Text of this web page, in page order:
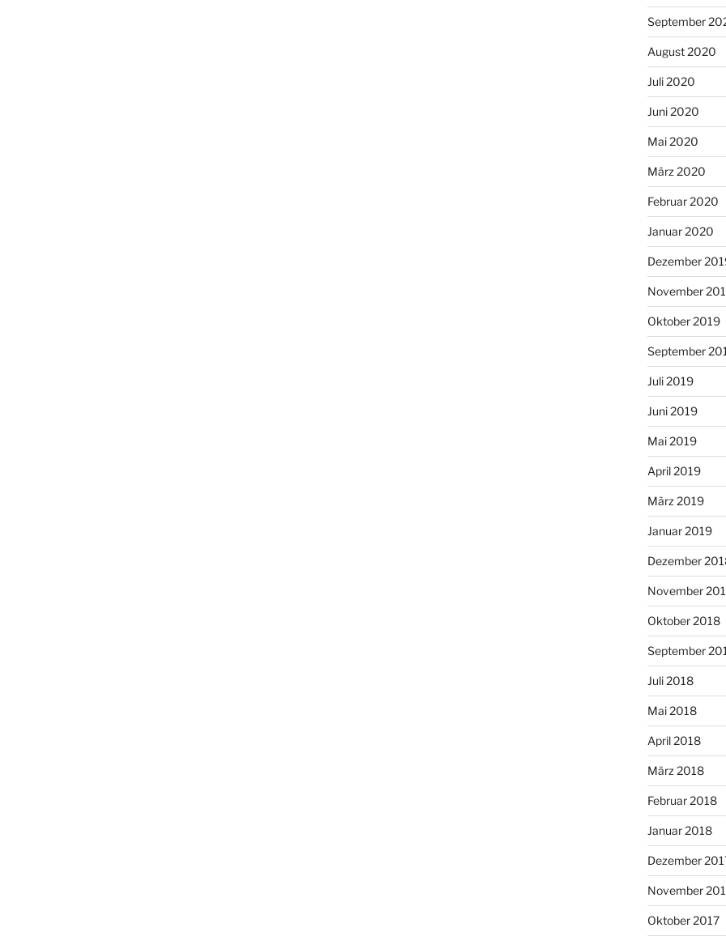
September
August 2020
Juli 2020
Juni 2020
Mai 2020
März 2020
Februar 2020
Januar 2020
Dezember
November
Oktober 2019
September
Juli 2019
Juni 2019
Mai 2019
April 2019
März 2019
Januar 2019
Dezember
November
Oktober 2018
September
Juli 2018
Mai 2018
April 2018
März 2018
Februar 2018
Januar 2018
Dezember
November
Oktober 2017